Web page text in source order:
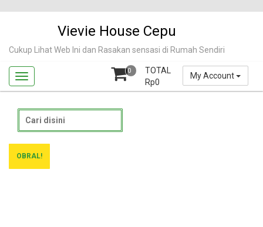
Vievie House Cepu
Cukup Lihat Web Ini dan Rasakan sensasi di Rumah Sendiri
My Account
0
TOTAL
Rp0
for:
OBRAL!